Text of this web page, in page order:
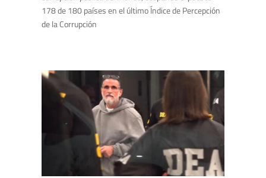
178 de 180 países en el último Índice de Percepción
de la Corrupción